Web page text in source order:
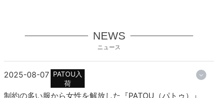
NEWS
ニュース
2025-08-07 PATOU入
荷
制約の多い服から女性を解放した『PATOU（パトゥ）』